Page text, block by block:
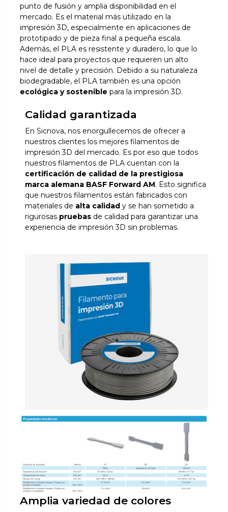
punto de fusión y amplia disponibilidad en el
mercado. Es el material más utilizado en la
impresión 3D, especialmente en aplicaciones de
prototipado y de pieza final a pequeña escala.
Además, el PLA es resistente y duradero, lo que lo
hace ideal para proyectos que requieren un alto
nivel de detalle y precisión. Debido a su naturaleza
biodegradable, el PLA también es una opción
ecológica y sostenible para la impresión 3D.
Calidad garantizada
En Sicnova, nos enorgullecemos de ofrecer a
nuestros clientes los mejores filamentos de
impresión 3D del mercado. Es por eso que todos
nuestros filamentos de PLA cuentan con la
certificación de calidad de la prestigiosa
marca alemana BASF Forward AM. Esto significa
que nuestros filamentos están fabricados con
materiales de alta calidady se han sometido a
rigurosas pruebasde calidad para garantizar una
experiencia de impresión 3D sin problemas.
Amplia variedad de colores